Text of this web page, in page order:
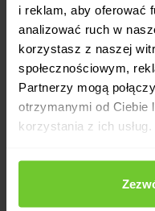
i reklam, aby oferować
analizować ruch w
korzystasz z naszej
społecznościowym,
Partnerzy mogą
otrzymanymi od Ciebie
korzystania z ich usług.
wyszukaj zajęcia
cennik
o nas
aktualności